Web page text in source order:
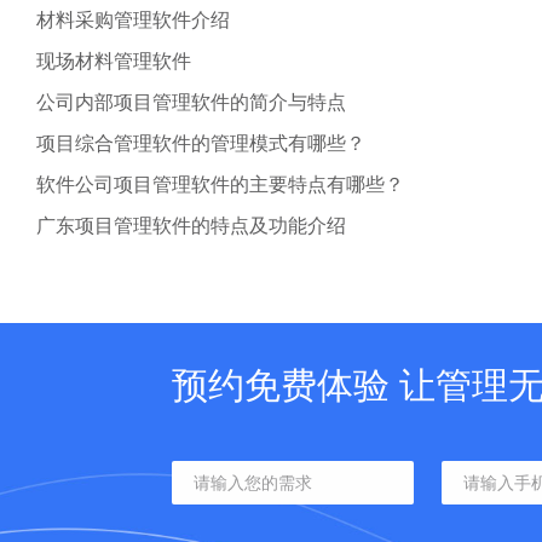
材料采购管理软件介绍
现场材料管理软件
公司内部项目管理软件的简介与特点
项目综合管理软件的管理模式有哪些？
软件公司项目管理软件的主要特点有哪些？
广东项目管理软件的特点及功能介绍
预约免费体验 让管理